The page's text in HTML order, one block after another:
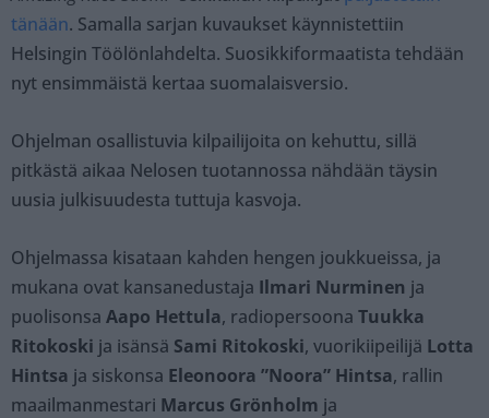
tänään. Samalla sarjan kuvaukset käynnistettiin
Helsingin Töölönlahdelta. Suosikkiformaatista tehdään
nyt ensimmäistä kertaa suomalaisversio.
Ohjelman osallistuvia kilpailijoita on kehuttu, sillä
pitkästä aikaa Nelosen tuotannossa nähdään täysin
uusia julkisuudesta tuttuja kasvoja.
Ohjelmassa kisataan kahden hengen joukkueissa, ja
mukana ovat kansanedustaja Ilmari Nurminen ja
puolisonsa Aapo Hettula, radiopersoona Tuukka
Ritokoski ja isänsä Sami Ritokoski, vuorikiipeilijä Lotta
Hintsa ja siskonsa Eleonoora ”Noora” Hintsa, rallin
maailmanmestari Marcus Grönholm ja